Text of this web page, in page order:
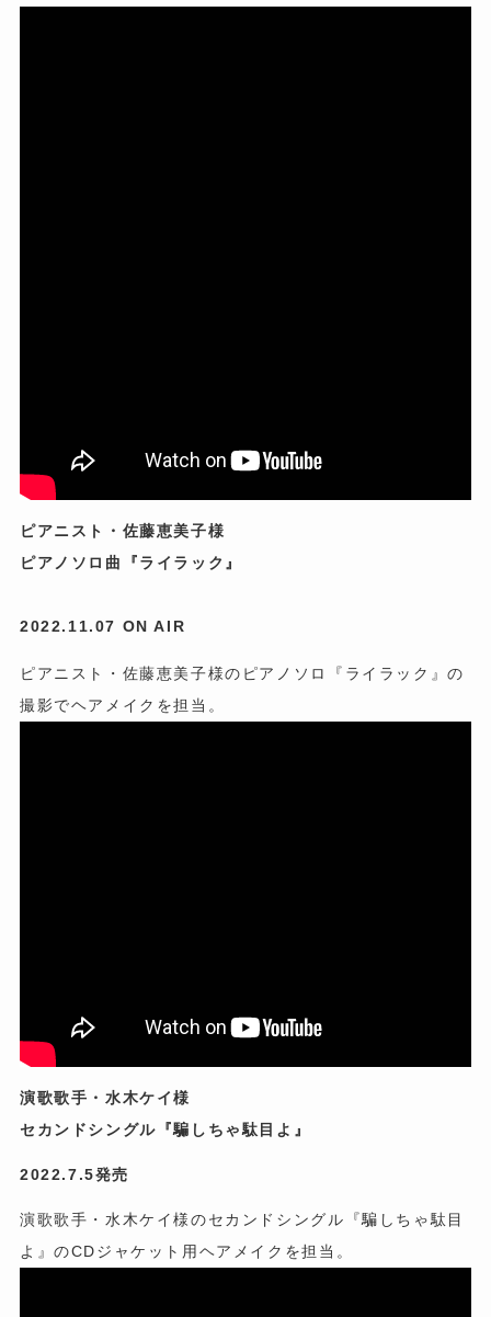
ピアニスト・佐藤恵美子様
ピアノソロ曲『ライラック』
2022.11.07 ON AIR
ピアニスト・佐藤恵美子様のピアノソロ『ライラック』の
撮影でヘアメイクを担当。
演歌歌手・水木ケイ様
セカンドシングル『騙しちゃ駄目よ』
2022.7.5発売
演歌歌手・水木ケイ様のセカンドシングル『騙しちゃ駄目
よ』のCDジャケット用ヘアメイクを担当。